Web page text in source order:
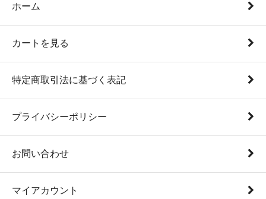
ホーム
カートを見る
特定商取引法に基づく表記
プライバシーポリシー
お問い合わせ
マイアカウント